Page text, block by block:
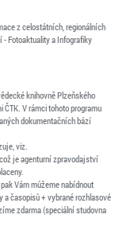
z celostátních, regionálních
- Fotoaktuality a Infografiky
knihovně Plzeňského
V rámci tohoto programu
dokumentačních bází
viz.
je agenturní zpravodajství
Vám můžeme nabídnout
a časopisů + vybrané rozhlasové
zdarma (speciální studovna